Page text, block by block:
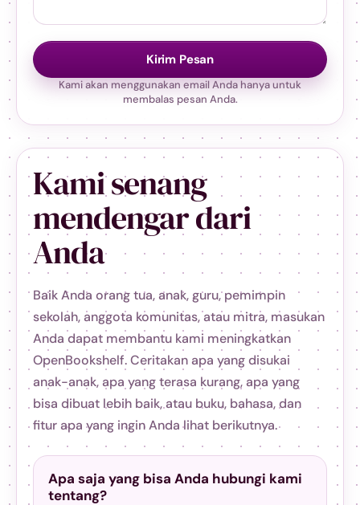
Kami senang
mendengar dari
Anda
Baik Anda orang tua, anak, guru, pemimpin
sekolah, anggota komunitas, atau mitra, masukan
Anda dapat membantu kami meningkatkan
OpenBookshelf. Ceritakan apa yang disukai
anak-anak, apa yang terasa kurang, apa yang
bisa dibuat lebih baik, atau buku, bahasa, dan
fitur apa yang ingin Anda lihat berikutnya.
Apa saja yang bisa Anda hubungi kami
tentang?
Kirim Pesan
Kami akan menggunakan email Anda hanya untuk
membalas pesan Anda.